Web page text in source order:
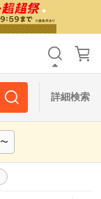
詳細検索
すべて
すべて
すべて
ル
リセット
すべて
すべて
すべて
ル